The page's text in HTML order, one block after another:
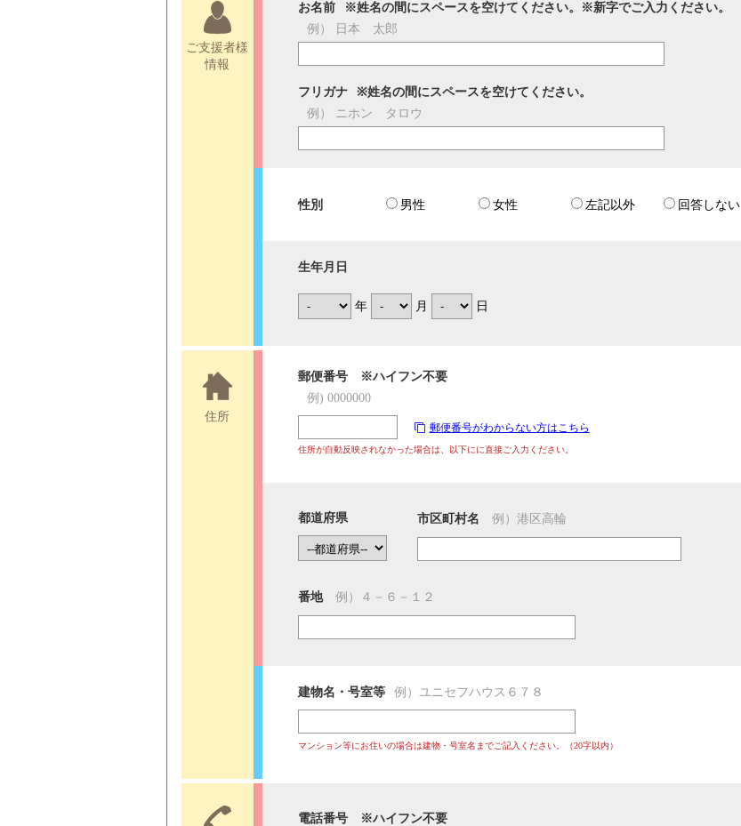
ご支援者様
情報
お名前
※姓名の間にスペースを空けてください。※新字でご入力ください。
例） 日本 太郎
フリガナ
※姓名の間にスペースを空けてください。
例） ニホン タロウ
性別 男性 女性 左記以外 回答しない
生年月日
年 月 日
住所
郵便番号 ※ハイフン不要
例) 0000000
郵便番号がわからない方はこちら
住所が自動反映されなかった場合は、以下にに直接ご入力ください。
都道府県 市区町村名 例）港区高輪
番地 例）４－６－１２
建物名・号室等 例）ユニセフハウス６７８
マンション等にお住いの場合は建物・号室名までご記入ください。（20字以内）
電話番号 ※ハイフン不要